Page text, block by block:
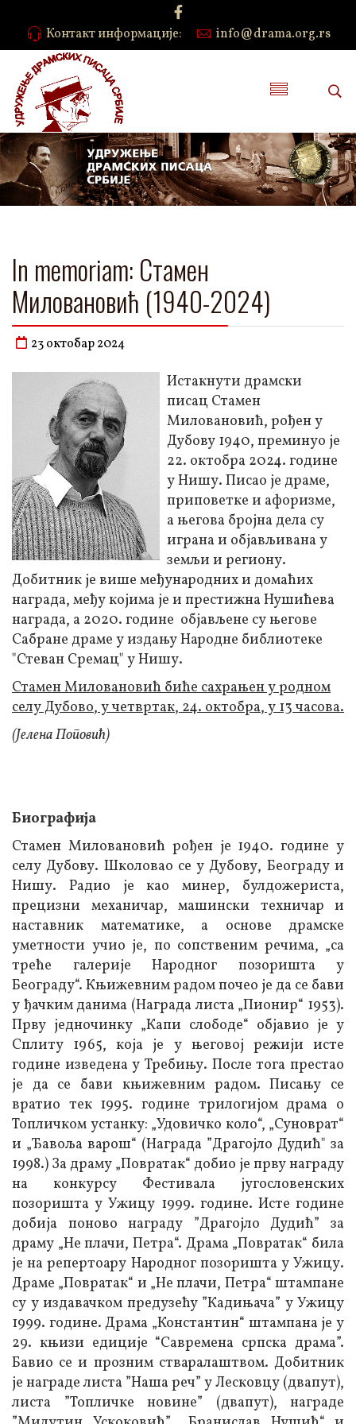
Контакт информације: info@drama.org.rs
In memoriam: Стамен
Миловановић (1940-2024)
23 октобар 2024
Истакнути драмски
писац Стамен
Миловановић, рођен у
Дубову 1940, преминуо је
22. октобра 2024. године
у Нишу. Писао је драме,
приповетке и афоризме,
а његова бројна дела су
играна и објављивана у
земљи и региону.
Добитник је више међународних и домаћих
награда, међу којима је и престижна Нушићева
награда, а 2020. године објављене су његове
Сабране драме у издању Народне библиотеке
"Стеван Сремац" у Нишу.
Стамен Миловановић биће сахрањен у родном
селу Дубово, у четвртак, 24. октобра, у 13 часова.
(Јелена Поповић)
Биографија
Стамен Миловановић рођен је 1940. године у
селу Дубову. Школовао се у Дубову, Београду и
Нишу. Радио је као минер, булдожериста,
прецизни механичар, машински техничар и
наставник математике, а основе драмске
уметности учио је, по сопственим речима, „са
треће галерије Народног позоришта у
Београду“. Књижевним радом почео је да се бави
у ђачким данима (Награда листа „Пионир“ 1953).
Прву једночинку „Капи слободе“ објавио је у
Сплиту 1965, која је у његовој режији исте
године изведена у Требињу. После тога престао
је да се бави књижевним радом. Писању се
вратио тек 1995. године трилогијом драма о
Топличком устанку: „Удовичко коло“, „Суноврат“
и „Ђавоља варош“ (Награда ”Драгојло Дудић" за
1998.) За драму „Повратак“ добио је прву награду
на конкурсу Фестивала југословенских
позоришта у Ужицу 1999. године. Исте године
добија поново награду ”Драгојло Дудић” за
драму „Не плачи, Петра“. Драма „Повратак“ била
је на репертоару Народног позоришта у Ужицу.
Драме „Повратак“ и „Не плачи, Петра“ штампане
су у издавачком предузећу ”Кадињача” у Ужицу
1999. године. Драма „Константин“ штампана је у
29. књизи едиције “Савремена српска драма”.
Бавио се и прозним стваралаштвом. Добитник
је награде листа ”Наша реч” у Лесковцу (двапут),
листа ”Топличке новине” (двапут), награде